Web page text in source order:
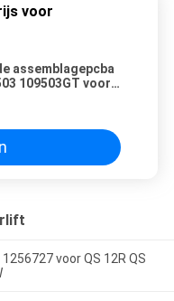
voor
assemblagepcba
109503GT voor
voor QS 12R QS